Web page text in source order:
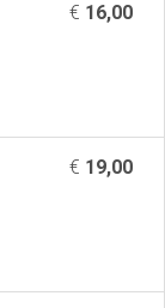
€ 16,00
€ 19,00